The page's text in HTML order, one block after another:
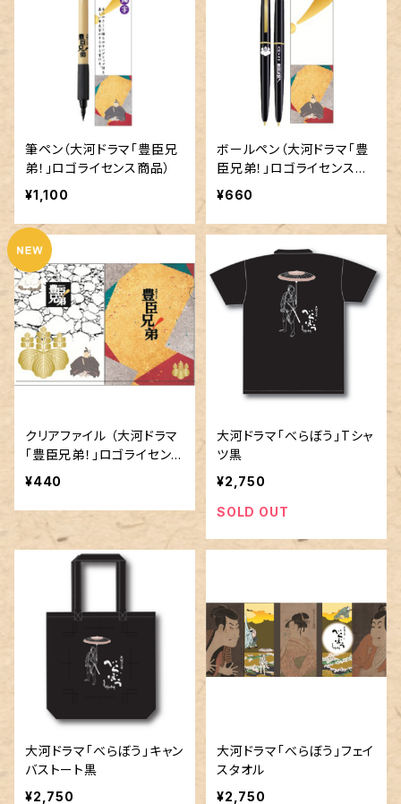
筆ペン（大河ドラマ｢豊臣兄
弟！」ロゴライセンス商品）
¥1,100
ボールペン（大河ドラマ｢豊
臣兄弟！」ロゴライセンス商
品）
¥660
クリアファイル （大河ドラマ
｢豊臣兄弟！」ロゴライセンス
商品）
¥440
大河ドラマ「べらぼう」Tシャ
ツ黒
¥2,750
SOLD OUT
大河ドラマ「べらぼう」キャン
バストート黒
¥2,750
大河ドラマ「べらぼう」フェイ
スタオル
¥2,750